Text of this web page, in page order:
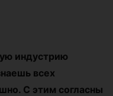
индустрию
всех
С этим согласны